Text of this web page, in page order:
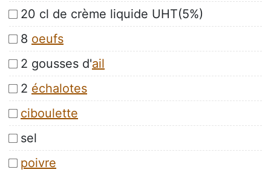
20 cl de crème liquide UHT(5%)
8 oeufs
2 gousses d'ail
2 échalotes
ciboulette
sel
poivre